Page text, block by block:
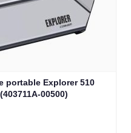
portable Explorer 510
00500)